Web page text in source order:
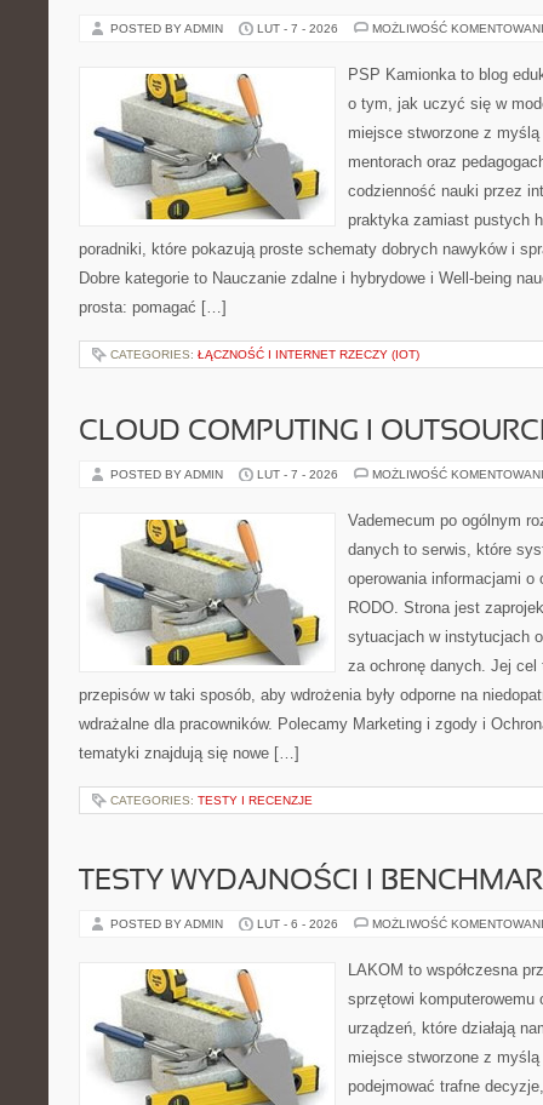
POSTED BY ADMIN LUT - 7 - 2026 MOŻLIWOŚĆ
PSP Kamionka to blog
o tym, jak uczyć się w
miejsce stworzone z
mentorach oraz
codzienność nauki przez
praktyka zamiast pustych
poradniki, które pokazują proste schematy dobrych nawyków i
Dobre kategorie to Nauczanie zdalne i hybrydowe i Well-being
prosta: pomagać […]
CATEGORIES: ŁĄCZNOŚĆ I INTERNET RZECZY (IOT)
CLOUD COMPUTING I
POSTED BY ADMIN LUT - 7 - 2026 MOŻLIWOŚĆ
Vademecum po ogólnym
danych to serwis, które
operowania informacjami o
RODO. Strona jest
sytuacjach w instytucjach
za ochronę danych. Jej cel
przepisów w taki sposób, aby wdrożenia były odporne na
wdrażalne dla pracowników. Polecamy Marketing i zgody i
tematyki znajdują się nowe […]
CATEGORIES: TESTY I RECENZJE
TESTY WYDAJNOŚCI I
POSTED BY ADMIN LUT - 6 - 2026 MOŻLIWOŚĆ
LAKOM to współczesna
sprzętowi komputerowemu
urządzeń, które działają
miejsce stworzone z
podejmować trafne